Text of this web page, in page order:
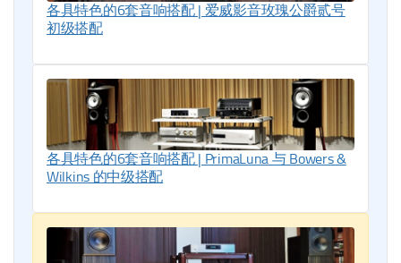
各具特色的6套音响搭配 | 爱威影音玫瑰公爵贰号
初级搭配
各具特色的6套音响搭配 | PrimaLuna 与 Bowers &
Wilkins 的中级搭配